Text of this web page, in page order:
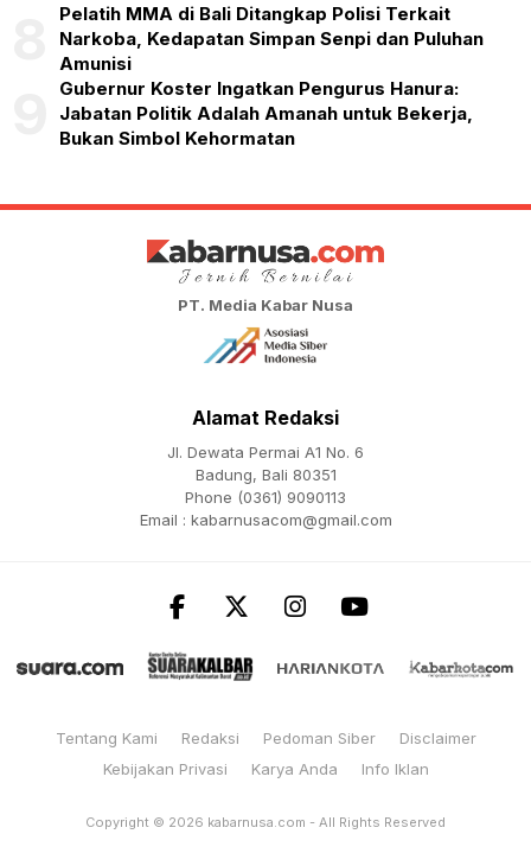
Pelatih MMA di Bali Ditangkap Polisi Terkait
Narkoba, Kedapatan Simpan Senpi dan Puluhan
Amunisi
Gubernur Koster Ingatkan Pengurus Hanura:
Jabatan Politik Adalah Amanah untuk Bekerja,
Bukan Simbol Kehormatan
PT. Media Kabar Nusa
Alamat Redaksi
Jl. Dewata Permai A1 No. 6
Badung, Bali 80351
Phone (0361) 9090113
Email : kabarnusacom@gmail.com
Tentang Kami Redaksi Pedoman Siber
Disclaimer
Kebijakan Privasi
Karya Anda Info Iklan
Copyright © 2026 kabarnusa.com - All Rights Reserved